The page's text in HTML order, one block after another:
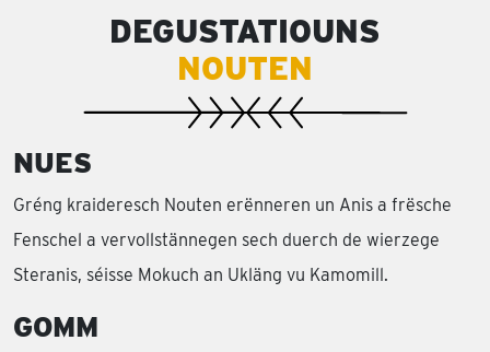
DEGUSTATIOUNS
NOUTEN
NUES
Gréng kraideresch Nouten erënneren un Anis a frësche
Fenschel a vervollstännegen sech duerch de wierzege
Steranis, séisse Mokuch an Ukläng vu Kamomill.
GOMM